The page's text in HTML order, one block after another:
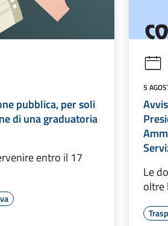
pubblica, per soli
di una graduatoria
entro il 17
5
Le
oltre